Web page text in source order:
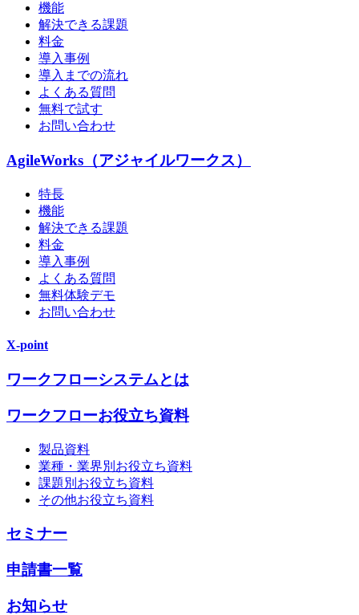
機能
解決できる課題
料金
導入事例
導入までの流れ
よくある質問
無料で試す
お問い合わせ
AgileWorks（アジャイルワークス）
特長
機能
解決できる課題
料金
導入事例
よくある質問
無料体験デモ
お問い合わせ
X-point
ワークフローシステムとは
ワークフローお役立ち資料
製品資料
業種・業界別お役立ち資料
課題別お役立ち資料
その他お役立ち資料
セミナー
申請書一覧
お知らせ